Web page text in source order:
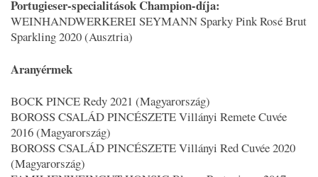
Portugieser-specialitások Champion-díja:
WEINHANDWERKEREI SEYMANN Sparky Pink Rosé Brut
Sparkling 2020 (Ausztria)
Aranyérmek
BOCK PINCE Redy 2021 (Magyarország)
BOROSS CSALÁD PINCÉSZETE Villányi Remete Cuvée
2016 (Magyarország)
BOROSS CSALÁD PINCÉSZETE Villányi Red Cuvée 2020
(Magyarország)